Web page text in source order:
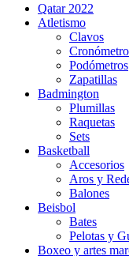
Qatar 2022
Atletismo
Clavos
Podómetros
Zapatillas
Badmington
Plumillas
Raquetas
Sets
Basketball
Accesorios
Aros y
Balones
Beisbol
Bates
Pelotas y
Boxeo y artes